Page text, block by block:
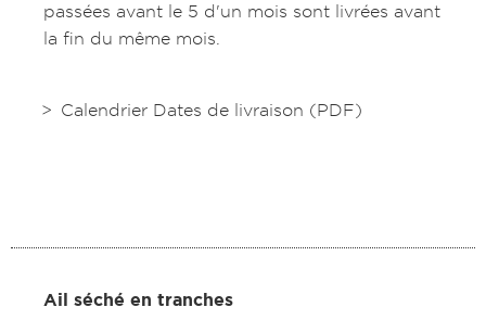
passées avant le 5 d'un mois sont livrées avant
la fin du même mois.
Calendrier Dates de livraison (PDF)
Ail séché en tranches